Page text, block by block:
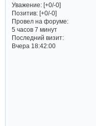
Уважение: [+0/-0]
Позитив: [+0/-0]
Провел на форуме:
5 часов 7 минут
Последний визит:
Вчера 18:42:00